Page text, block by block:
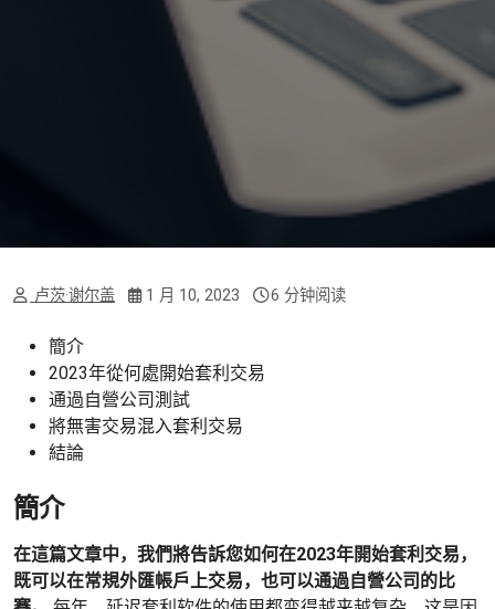
卢茨·谢尔盖 1 月 10, 2023 6 分钟阅读
簡介
2023年從何處開始套利交易
通過自營公司測試
將無害交易混入套利交易
結論
簡介
在這篇文章中，我們將告訴您如何在2023年開始套利交易，
既可以在常規外匯帳戶上交易，也可以通過自營公司的比